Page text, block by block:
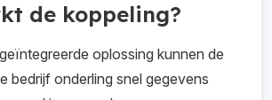
de koppeling?
oplossing kunnen de
bedrijf onderling snel gegevens